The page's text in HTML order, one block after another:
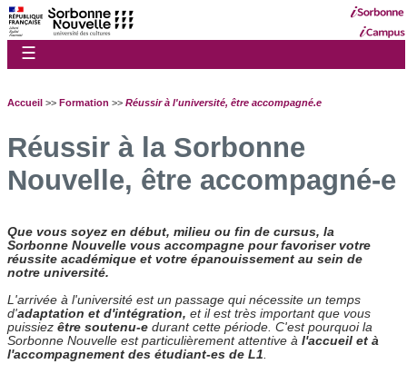
☰
Accueil >> Formation >> Réussir à l'université, être accompagné.e
Réussir à la Sorbonne
Nouvelle, être accompagné-e
Que vous soyez en début, milieu ou fin de cursus, la
Sorbonne Nouvelle vous accompagne pour favoriser votre
réussite académique et votre épanouissement au sein de
notre université.
L'arrivée à l'université est un passage qui nécessite un temps
d'adaptation et d'intégration, et il est très important que vous
puissiez être soutenu-e durant cette période. C'est pourquoi la
Sorbonne Nouvelle est particulièrement attentive à l'accueil et à
l'accompagnement des étudiant-es de L1.